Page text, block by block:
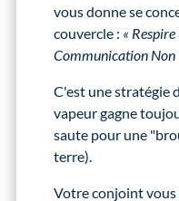
vous donne se
couvercle : «
Communication Non
C'est une stratégie
vapeur gagne
saute pour une
terre).
Votre conjoint vous